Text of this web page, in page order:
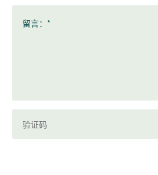
留言：*